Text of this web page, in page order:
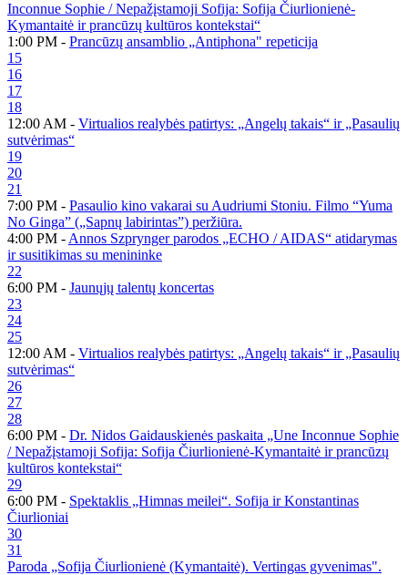
Inconnue Sophie / Nepažįstamoji Sofija: Sofija Čiurlionienė-
Kymantaitė ir prancūzų kultūros kontekstai“
1:00 PM - Prancūzų ansamblio „Antiphona" repeticija
15
16
17
18
12:00 AM - Virtualios realybės patirtys: „Angelų takais“ ir „Pasaulių
sutvėrimas“
19
20
21
7:00 PM - Pasaulio kino vakarai su Audriumi Stoniu. Filmo “Yuma
No Ginga” („Sapnų labirintas”) peržiūra.
4:00 PM - Annos Szprynger parodos „ECHO / AIDAS“ atidarymas
ir susitikimas su menininke
22
6:00 PM - Jaunųjų talentų koncertas
23
24
25
12:00 AM - Virtualios realybės patirtys: „Angelų takais“ ir „Pasaulių
sutvėrimas“
26
27
28
6:00 PM - Dr. Nidos Gaidauskienės paskaita „Une Inconnue Sophie
/ Nepažįstamoji Sofija: Sofija Čiurlionienė-Kymantaitė ir prancūzų
kultūros kontekstai“
29
6:00 PM - Spektaklis „Himnas meilei“. Sofija ir Konstantinas
Čiurlioniai
30
31
Paroda „Sofija Čiurlionienė (Kymantaitė). Vertingas gyvenimas".